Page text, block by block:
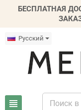
БЕСПЛАТНАЯ
Русский
view_headline